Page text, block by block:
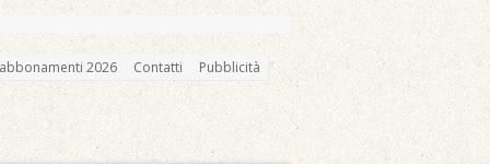
2026 Contatti Pubblicità